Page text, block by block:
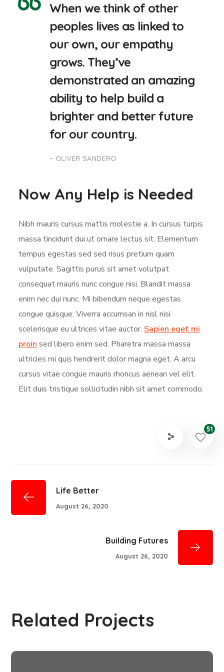
When we think of other
peoples lives as linked to
our own, our empathy
grows. They’ve
demonstrated an amazing
ability to help build a
brighter and better future
for our country.
– OLIVER SANDERO
Now Any Help is Needed
Nibh mauris cursus mattis molestie a. In cursus turpis
massa tincidunt dui ut ornare lectus sit. Elementum
tempus egestas sed sed risus pretium quam
vulputate. Sagittis purus sit amet volutpat
consequat mauris nunc congue nisi. Blandit massa
enim nec dui nunc. Mi bibendum neque egestas
congue quisque. Viverra accumsan in nisl nisi
scelerisque eu ultrices vitae auctor. Sapien eget mi
proin sed libero enim sed. Pharetra massa massa
ultricies mi quis hendrerit dolor magna eget. A arcu
cursus vitae congue mauris rhoncus aenean vel elit.
Elit duis tristique sollicitudin nibh sit amet commodo.
51
Life Better
August 26, 2020
Building Futures
August 26, 2020
Related Projects